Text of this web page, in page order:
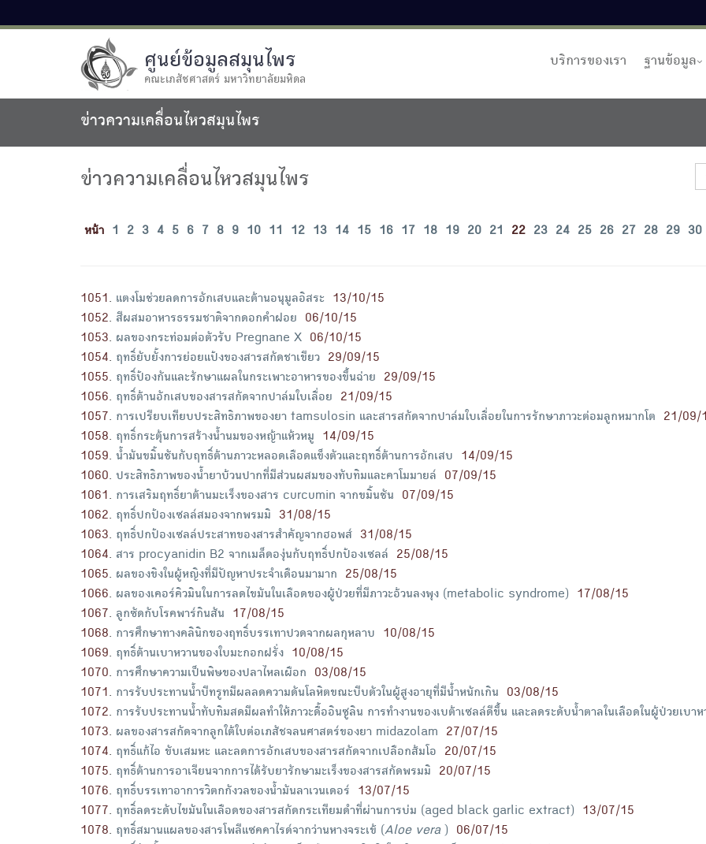
ศูนย์ข้อมูลสมุนไพร
คณะเภสัชศาสตร์ มหาวิทยาลัยมหิดล
บริการของเรา ฐานข้อมูล
ข่าวความเคลื่อนไหวสมุนไพร
ข่าวความเคลื่อนไหวสมุนไพร
หน้า 1 2 3 4 5 6 7 8 9 10 11 12 13 14 15 16 17 18 19 20 21 22 23 24 25 26 27 28 29 30
1051. แตงโมช่วยลดการอักเสบและต้านอนุมูลอิสระ
13/10/15
1052. สีผสมอาหารธรรมชาติจากดอกคำฝอย
06/10/15
1053. ผลของกระท่อมต่อตัวรับ Pregnane X
06/10/15
1054. ฤทธิ์ยับยั้งการย่อยแป้งของสารสกัดชาเขียว
29/09/15
1055. ฤทธิ์ป้องกันและรักษาแผลในกระเพาะอาหารของขึ้นฉ่าย
29/09/15
1056. ฤทธิ์ต้านอักเสบของสารสกัดจากปาล์มใบเลื่อย
21/09/15
1057. การเปรียบเทียบประสิทธิภาพของยา tamsulosin และสารสกัดจากปาล์มใบเลื่อยในการรักษาภาวะต่อมลูกหมากโต
21/09/
1058. ฤทธิ์กระตุ้นการสร้างน้ำนมของหญ้าแห้วหมู
14/09/15
1059. น้ำมันขมิ้นชันกับฤทธิ์ต้านภาวะหลอดเลือดแข็งตัวและฤทธิ์ต้านการอักเสบ
14/09/15
1060. ประสิทธิภาพของน้ำยาบ้วนปากที่มีส่วนผสมของทับทิมและคาโมมายล์
07/09/15
1061. การเสริมฤทธิ์ยาต้านมะเร็งของสาร curcumin จากขมิ้นชัน
07/09/15
1062. ฤทธิ์ปกป้องเซลล์สมองจากพรมมิ
31/08/15
1063. ฤทธิ์ปกป้องเซลล์ประสาทของสารสำคัญจากฮอพส์
31/08/15
1064. สาร procyanidin B2 จากเมล็ดองุ่นกับฤทธิ์ปกป้องเซลล์
25/08/15
1065. ผลของขิงในผู้หญิงที่มีปัญหาประจำเดือนมามาก
25/08/15
1066. ผลของเคอร์คิวมินในการลดไขมันในเลือดของผู้ป่วยที่มีภาวะอ้วนลงพุง (metabolic syndrome)
17/08/15
1067. ลูกซัดกับโรคพาร์กินสัน
17/08/15
1068. การศึกษาทางคลินิกของฤทธิ์บรรเทาปวดจากผลกุหลาบ
10/08/15
1069. ฤทธิ์ต้านเบาหวานของใบมะกอกฝรั่ง
10/08/15
1070. การศึกษาความเป็นพิษของปลาไหลเผือก
03/08/15
1071. การรับประทานน้ำบีทรูทมีผลลดความดันโลหิตขณะบีบตัวในผู้สูงอายุที่มีน้ำหนักเกิน
03/08/15
1072. การรับประทานน้ำทับทิมสดมีผลทำให้ภาวะดื้ออินซูลิน การทำงานของเบต้าเซลล์ดีขึ้น และลดระดับน้ำตาลในเลือดในผู้ป่วยเบา
1073. ผลของสารสกัดจากลูกใต้ใบต่อเภสัชจลนศาสตร์ของยา midazolam
27/07/15
1074. ฤทธิ์แก้ไอ ขับเสมหะ และลดการอักเสบของสารสกัดจากเปลือกส้มโอ
20/07/15
1075. ฤทธิ์ต้านการอาเจียนจากการได้รับยารักษามะเร็งของสารสกัดพรมมิ
20/07/15
1076. ฤทธิ์บรรเทาอาการวิตกกังวลของน้ำมันลาเวนเดอร์
13/07/15
1077. ฤทธิ์ลดระดับไขมันในเลือดของสารสกัดกระเทียมดำที่ผ่านการบ่ม (aged black garlic extract)
13/07/15
1078. ฤทธิ์สมานแผลของสารโพลีแซคคาไรด์จากว่านหางจระเข้ (Aloe vera )
06/07/15